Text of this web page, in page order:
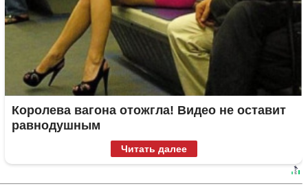
Королева вагона отожгла! Видео не оставит
равнодушным
Читать далее